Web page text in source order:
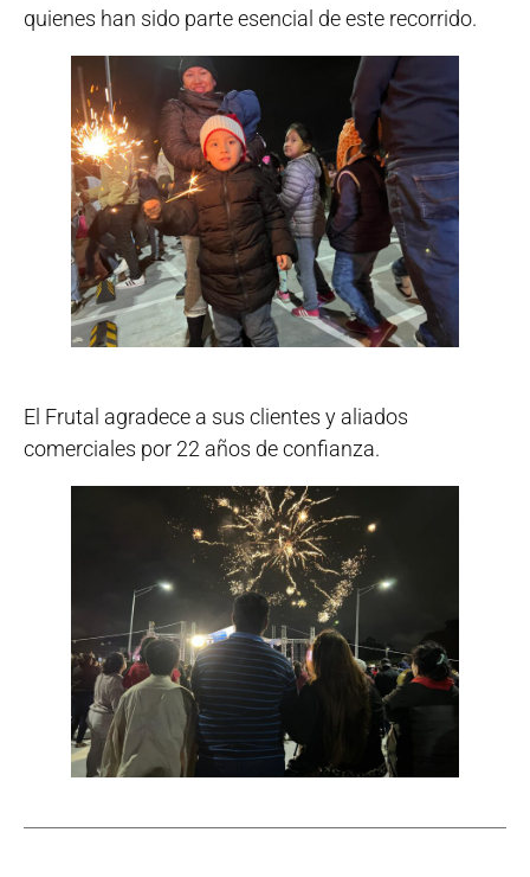
quienes han sido parte esencial de este recorrido.
El Frutal agradece a sus clientes y aliados
comerciales por 22 años de confianza.